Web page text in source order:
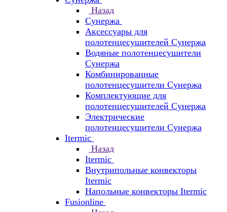
Назад
Сунержа
Аксессуары для
полотенцесушителей Сунержа
Водяные полотенцесушители
Сунержа
Комбинированные
полотенцесушители Сунержа
Комплектующие для
полотенцесушителей Сунержа
Электрические
полотенцесушители Сунержа
Itermic
Назад
Itermic
Внутрипольные конвекторы
Itermic
Напольные конвекторы Itermic
Fusionline